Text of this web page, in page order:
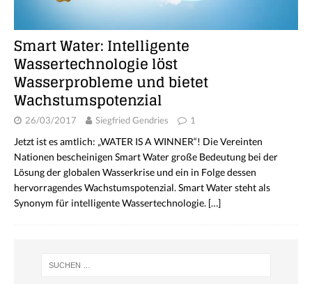
Smart Water: Intelligente
Wassertechnologie löst
Wasserprobleme und bietet
Wachstumspotenzial
26/03/2017 Siegfried Gendries 1
Jetzt ist es amtlich: „WATER IS A WINNER“! Die Vereinten
Nationen bescheinigen Smart Water große Bedeutung bei der
Lösung der globalen Wasserkrise und ein in Folge dessen
hervorragendes Wachstumspotenzial. Smart Water steht als
Synonym für intelligente Wassertechnologie. […]